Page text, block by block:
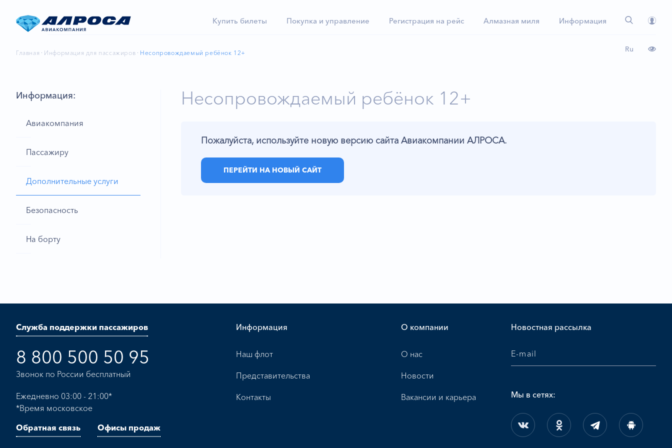
Купить билеты Покупка и управление Регистрация на рейс Алмазная миля Информация
Ru
Главная Информация для пассажиров Несопровождаемый ребёнок 12+
Информация:
Авиакомпания
Пассажиру
Дополнительные услуги
Безопасность
На борту
Несопровождаемый ребёнок 12+
Пожалуйста, используйте новую версию сайта Авиакомпании АЛРОСА.
ПЕРЕЙТИ НА НОВЫЙ САЙТ
Служба поддержки пассажиров
8 800 500 50 95
Звонок по России бесплатный
Ежедневно 03:00 - 21:00*
*Время московское
Обратная связь
Офисы продаж
Информация
Наш флот
Представительства
Контакты
О компании
О нас
Новости
Вакансии и карьера
Новостная рассылка
Мы в сетях: